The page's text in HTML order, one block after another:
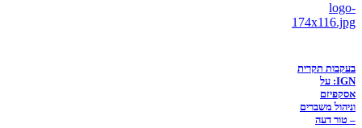
בעקבות תקרית
IGN: על
אסקפיזם
וניהול משברים
– טור דעה